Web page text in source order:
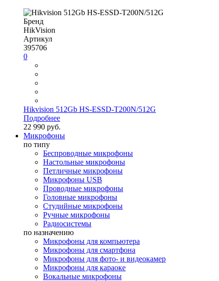
Бренд
HikVision
Артикул
395706
0
Hikvision 512Gb HS-ESSD-T200N/512G
Подробнее
22 990 руб.
Микрофоны
по типу
Беспроводные микрофоны
Настольные микрофоны
Петличные микрофоны
Микрофоны USB
Проводные микрофоны
Головные микрофоны
Студийные микрофоны
Ручные микрофоны
Радиосистемы
по назначению
Микрофоны для компьютера
Микрофоны для смартфона
Микрофоны для фото- и видеокамер
Микрофоны для караоке
Вокальные микрофоны